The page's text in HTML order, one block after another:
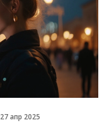
27 апр 2025